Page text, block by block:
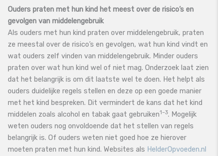
Ouders praten met hun kind het meest over de risico’s en
gevolgen van middelengebruik
Als ouders met hun kind praten over middelengebruik, praten
ze meestal over de risico’s en gevolgen, wat hun kind vindt en
wat ouders zelf vinden van middelengebruik. Minder ouders
praten over wat hun kind wel of niet mag. Onderzoek laat zien
dat het belangrijk is om dit laatste wel te doen. Het helpt als
ouders duidelijke regels stellen en deze op een goede manier
met het kind bespreken. Dit vermindert de kans dat het kind
middelen zoals alcohol en tabak gaat gebruiken​1–3​. Mogelijk
weten ouders nog onvoldoende dat het stellen van regels
belangrijk is. Of ouders weten niet goed hoe ze hierover
moeten praten met hun kind. Websites als HelderOpvoeden.nl